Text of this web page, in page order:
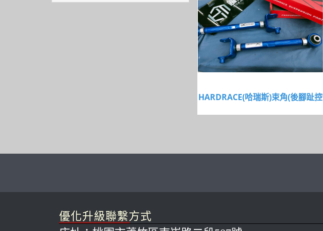
HARDRACE(哈瑞斯)束角(後腳趾控
優化升級聯繫方式